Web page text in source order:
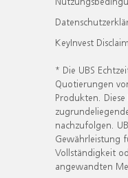
KeyInvest
* Die UBS
Quotierungen
Produkten.
nachzufolgen.
Gewährleistung
Vollständigkeit
angewandten